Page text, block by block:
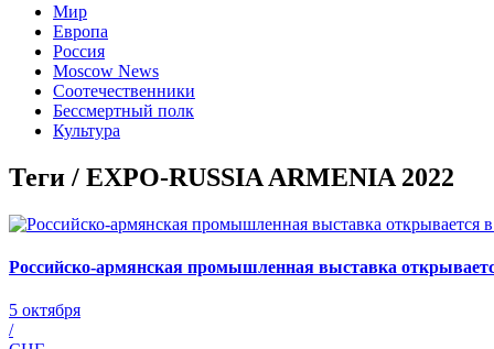
Мир
Европа
Россия
Moscow News
Соотечественники
Бессмертный полк
Культура
Теги / EXPO-RUSSIA ARMENIA 2022
Российско-армянская промышленная выставка
5 октября
/